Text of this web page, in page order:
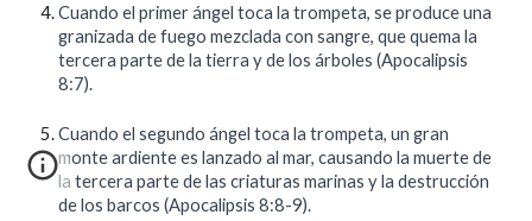
Cuando el primer ángel toca la trompeta, se produce una
granizada de fuego mezclada con sangre, que quema la
tercera parte de la tierra y de los árboles (Apocalipsis
8:7).
Cuando el segundo ángel toca la trompeta, un gran
monte ardiente es lanzado al mar, causando la muerte de
la tercera parte de las criaturas marinas y la destrucción
de los barcos (Apocalipsis 8:8-9).